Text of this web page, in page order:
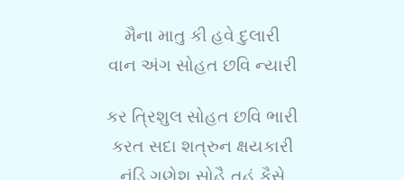
મૈના માતુ કી હવે દુલારી
વાન અંગ સોહત છવિ ન્યારી
કર ત્રિશુલ સોહત છવિ ભારી
કરત સદા શત્રુન ક્ષયકારી
નંડિ ગણેશ સોહૈ તહં કૈસે